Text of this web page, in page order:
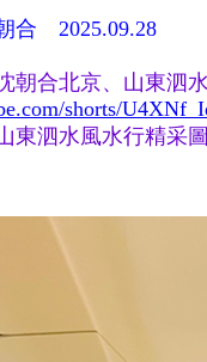
合 2025.09.28
朝合北京、山東泗
shorts/
東泗水風水行精采